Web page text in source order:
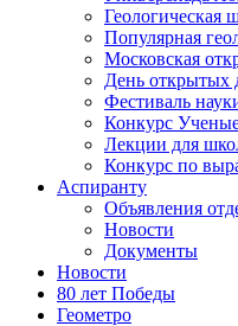
Геологическая
Популярная
Московская
День открытых
Фестиваль
Конкурс
Лекции для
Конкурс по
Аспиранту
Объявления
Новости
Документы
Новости
80 лет Победы
Геометро